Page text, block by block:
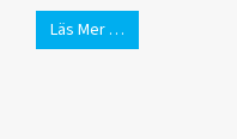
Läs Mer …